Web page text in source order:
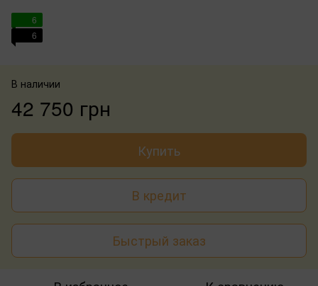
6
6
В наличии
42 750 грн
Купить
В кредит
Быстрый заказ